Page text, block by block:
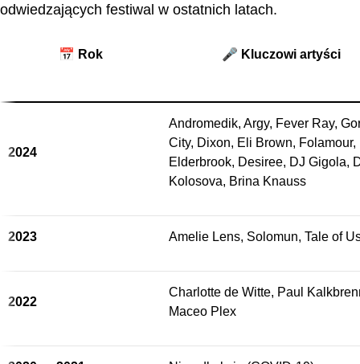
odwiedzających festiwal w ostatnich latach.
📅 Rok 🎤 Kluczowi artyści
2024
Andromedik, Argy, Fever Ray,
City, Dixon, Eli Brown, Folamour,
Elderbrook, Desiree, DJ Gigola,
Kolosova, Brina Knauss
2023 Amelie Lens, Solomun, Tale of
2022
Charlotte de Witte, Paul
Maceo Plex